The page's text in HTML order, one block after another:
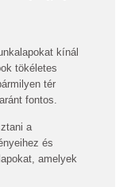
kínál
tökéletes
tér
fontos.
a
és
amelyek